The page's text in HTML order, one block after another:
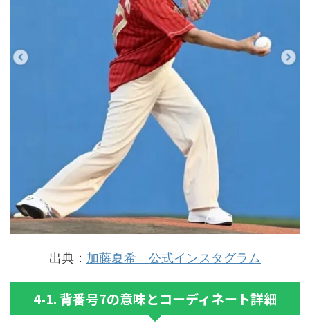
出典： 加藤夏希 公式インスタグラム
4-1. 背番号7の意味とコーディネート詳細